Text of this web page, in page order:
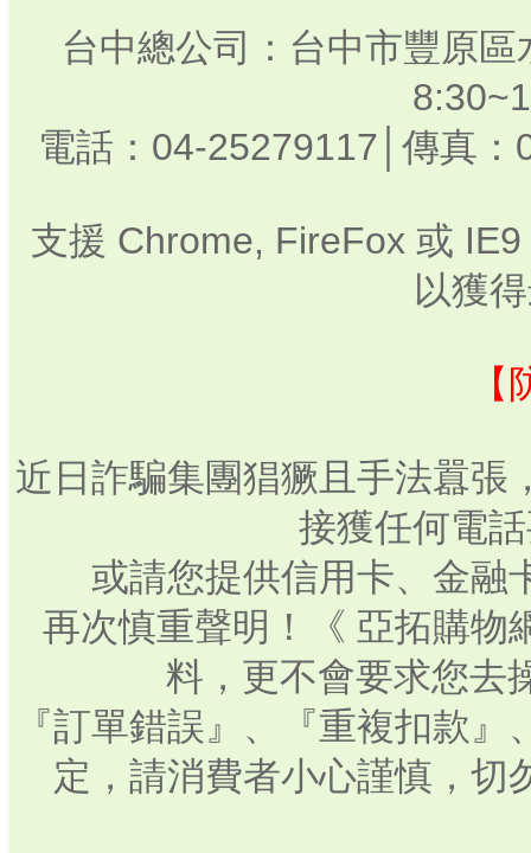
台中總公司：台中市豐原
電話：04-25279117│傳真
支援 Chrome, FireFox 或
以獲
近日詐騙集團猖獗且手法囂張
接獲任何電
或請您提供信用卡、金融
再次慎重聲明！《 亞拓購物
料，更不會要求您去
『訂單錯誤』、『重複扣款
定，請消費者小心謹慎，切